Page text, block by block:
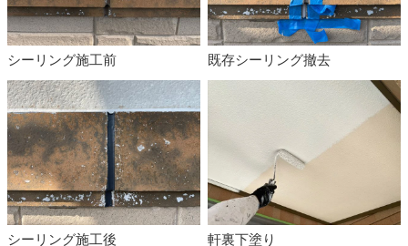
シーリング施工前 既存シーリング撤去
シーリング施工後 軒裏下塗り